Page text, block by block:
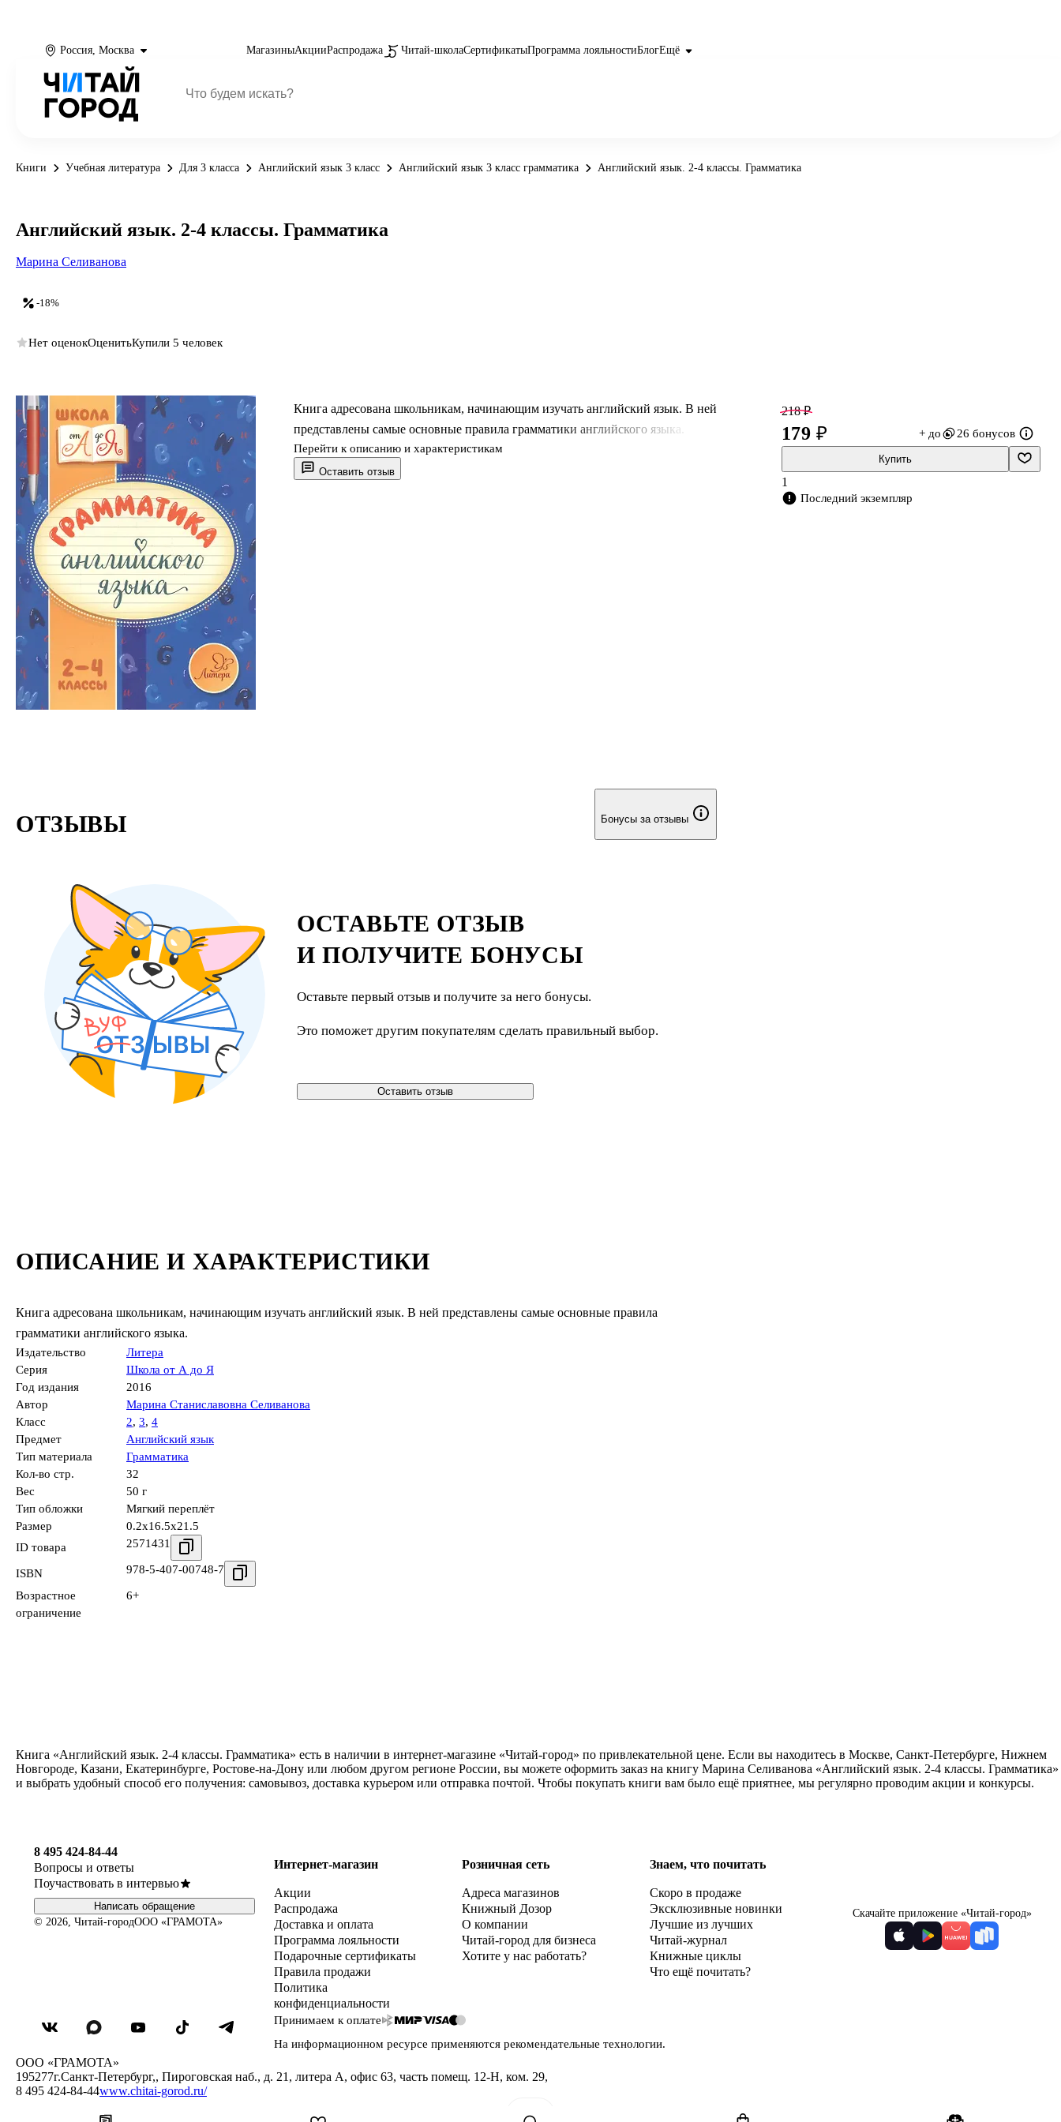
Россия, Москва МагазиныАкцииРаспродажа Читай-школаСертификатыПрограмма лояльностиБлогЕщё
Книги Учебная литература Для 3 класса Английский язык 3 класс Английский язык 3 класс грамматика Английский язык. 2-4 классы. Грамматика
Оставить отзыв
Книга адресована школьникам, начинающим изучать английский язык. В ней
представлены самые основные правила грамматики английского языка.
Перейти к описанию и характеристикам
-18%
Английский язык. 2-4 классы. Грамматика
Марина Селиванова
Нет оценокОценитьКупили 5 человек
218 ₽
179 ₽ + до 26 бонусов
Купить
1
Последний экземпляр
ОПИСАНИЕ И ХАРАКТЕРИСТИКИ
Книга адресована школьникам, начинающим изучать английский язык. В ней представлены самые основные правила
грамматики английского языка.
Издательство
Литера
Серия
Школа от А до Я
Год издания
2016
Автор
Марина Станиславовна Селиванова
Класс
2, 3, 4
Предмет
Английский язык
Тип материала
Грамматика
Кол-во стр.
32
Вес
50 г
Тип обложки
Мягкий переплёт
Размер
0.2x16.5x21.5
ID товара
2571431
ISBN 978-5-407-00748-7
Возрастное
ограничение
6+
ОТЗЫВЫ Бонусы за отзывы
ОСТАВЬТЕ ОТЗЫВ
И ПОЛУЧИТЕ БОНУСЫ
Оставьте первый отзыв и получите за него бонусы.
Это поможет другим покупателям сделать правильный выбор.
Оставить отзыв
Книга «Английский язык. 2-4 классы. Грамматика» есть в наличии в интернет-магазине «Читай-город» по привлекательной цене. Если вы находитесь в Москве, Санкт-Петербурге, Нижнем
Новгороде, Казани, Екатеринбурге, Ростове-на-Дону или любом другом регионе России, вы можете оформить заказ на книгу Марина Селиванова «Английский язык. 2-4 классы. Грамматика»
и выбрать удобный способ его получения: самовывоз, доставка курьером или отправка почтой. Чтобы покупать книги вам было ещё приятнее, мы регулярно проводим акции и конкурсы.
8 495 424-84-44
Вопросы и ответы
Поучаствовать в интервью
Написать обращение
© 2026, Читай-городООО «ГРАМОТА»
Интернет-магазин
Акции
Распродажа
Доставка и оплата
Программа лояльности
Подарочные сертификаты
Правила продажи
Политика
конфиденциальности
Розничная сеть
Адреса магазинов
Книжный Дозор
О компании
Читай-город для бизнеса
Хотите у нас работать?
Знаем, что почитать
Скоро в продаже
Эксклюзивные новинки
Лучшие из лучших
Читай-журнал
Книжные циклы
Что ещё почитать?
Принимаем к оплате
На информационном ресурсе применяются рекомендательные технологии.
Скачайте приложение «Читай-город»
ООО «ГРАМОТА»
195277г.Санкт-Петербург,, Пироговская наб., д. 21, литера А, офис 63, часть помещ. 12-Н, ком. 29,
8 495 424-84-44www.chitai-gorod.ru/